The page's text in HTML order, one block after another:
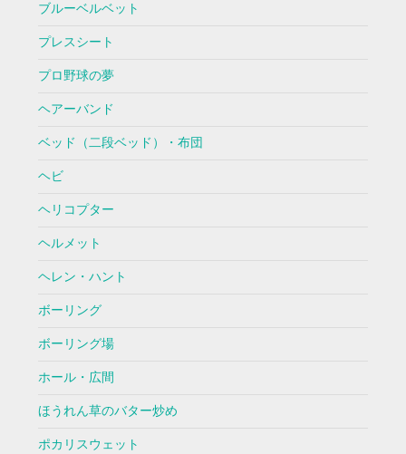
ブルーベルベット
プレスシート
プロ野球の夢
ヘアーバンド
ベッド（二段ベッド）・布団
ヘビ
ヘリコプター
ヘルメット
ヘレン・ハント
ボーリング
ボーリング場
ホール・広間
ほうれん草のバター炒め
ポカリスウェット